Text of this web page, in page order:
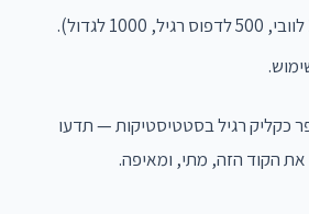
כקליק רגיל בסטטיסטיקות — תדעו
הקוד הזה, מתי, ומאיפה.